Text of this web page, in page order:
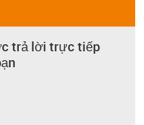
trả lời trực tiếp